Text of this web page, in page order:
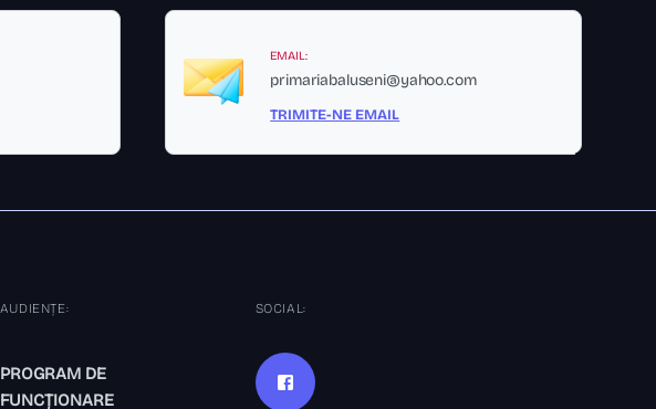
EMAIL:
primariabaluseni@yahoo.com
TRIMITE-NE EMAIL
AUDIENȚE:
PROGRAM DE
FUNCȚIONARE
SOCIAL: